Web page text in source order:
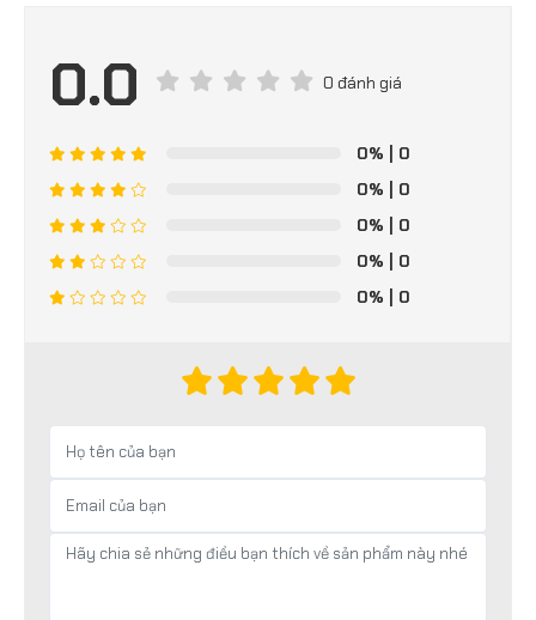
0.0 0 đánh giá
0% | 0
0% | 0
0% | 0
0% | 0
0% | 0